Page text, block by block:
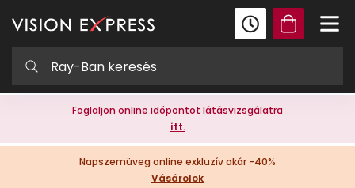
Foglaljon online időpontot látásvizsgálatra
itt.
Napszemüveg online exkluzív akár -40%
Vásárolok